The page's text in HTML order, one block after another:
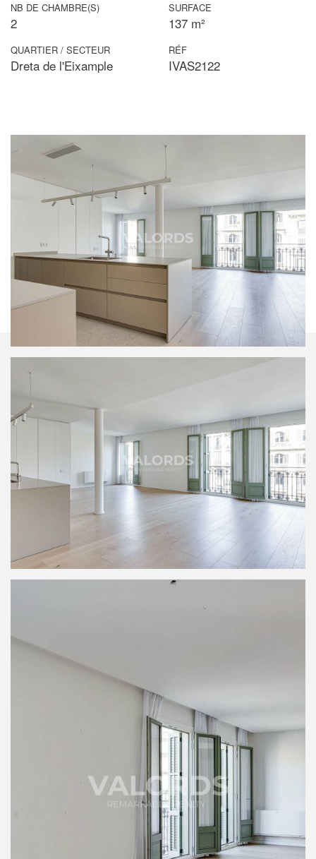
NB DE CHAMBRE(S)
2
SURFACE
137 m²
QUARTIER / SECTEUR
Dreta de l'Eixample
RÉF
IVAS2122